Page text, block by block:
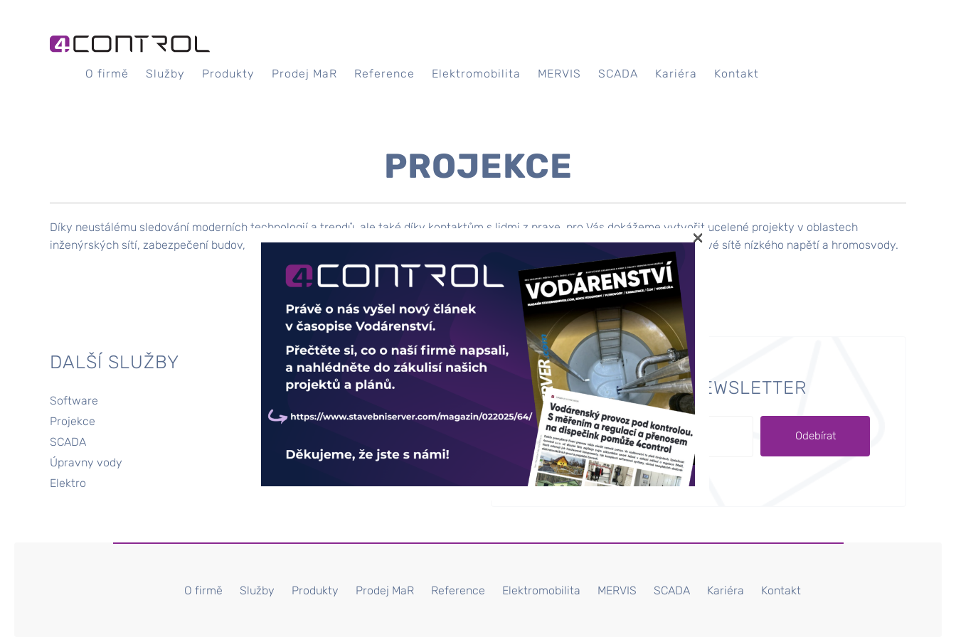
O firmě Služby Produkty Prodej MaR Reference Elektromobilita MERVIS SCADA Kariéra Kontakt
PROJEKCE
Díky neustálému sledování moderních technologií a trendů, ale také díky kontaktům s lidmi z praxe, pro Vás dokážeme vytvořit ucelené projekty v oblastech
inženýrských sítí, zabezpečení budov, náročných technologických celků i „Smart home“ řešení. V portfoliu máme taktéž kabelové sítě nízkého napětí a hromosvody.
DALŠÍ SLUŽBY
Software
Projekce
Realizace
SCADA
Úpravny vody
Čistírny odpadních vod
Elektro
Produkty
ODEBÍREJTE NÁŠ NEWSLETTER
O firmě Služby Produkty Prodej MaR Reference Elektromobilita MERVIS SCADA Kariéra Kontakt
×